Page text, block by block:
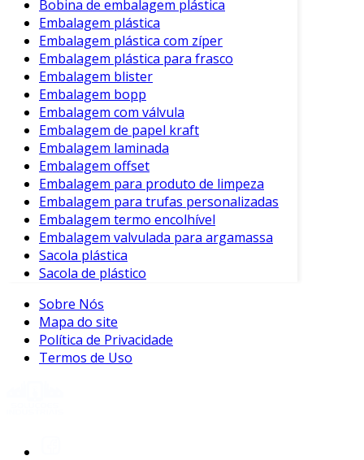
Bobina de embalagem plástica
Embalagem plástica
Embalagem plástica com zíper
Embalagem plástica para frasco
Embalagem blister
Embalagem bopp
Embalagem com válvula
Embalagem de papel kraft
Embalagem laminada
Embalagem offset
Embalagem para produto de limpeza
Embalagem para trufas personalizadas
Embalagem termo encolhível
Embalagem valvulada para argamassa
Sacola plástica
Sacola de plástico
Sobre Nós
Mapa do site
Política de Privacidade
Termos de Uso